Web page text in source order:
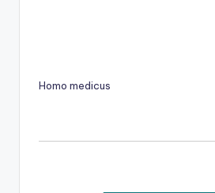
Homo medicus